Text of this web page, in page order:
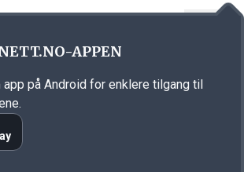
APPEN
app på Android for enklere tilgang til